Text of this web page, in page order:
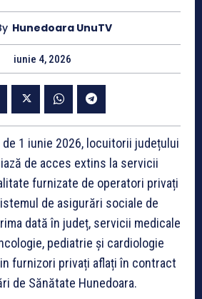
Hunedoara UnuTV
iunie 4, 2026
1 iunie 2026, locuitorii județului
de acces extins la servicii
furnizate de operatori privați
de asigurări sociale de
dată în județ, servicii medicale
pediatrie și cardiologie
furnizori privați aflați în contract
de Sănătate Hunedoara.